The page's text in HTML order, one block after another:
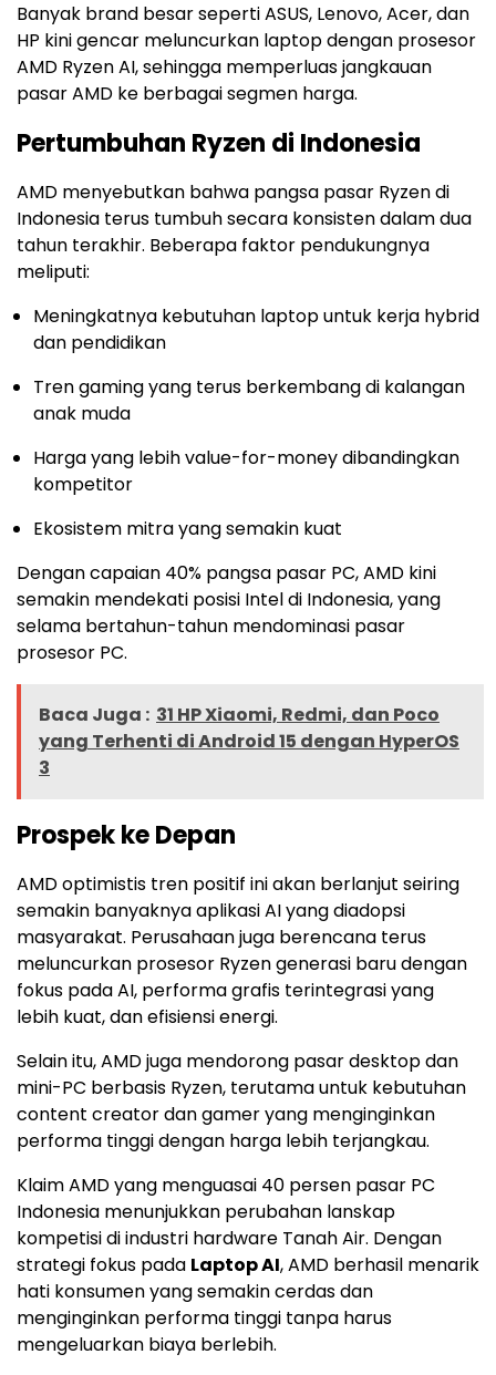
Banyak brand besar seperti ASUS, Lenovo, Acer, dan
HP kini gencar meluncurkan laptop dengan prosesor
AMD Ryzen AI, sehingga memperluas jangkauan
pasar AMD ke berbagai segmen harga.
Pertumbuhan Ryzen di Indonesia
AMD menyebutkan bahwa pangsa pasar Ryzen di
Indonesia terus tumbuh secara konsisten dalam dua
tahun terakhir. Beberapa faktor pendukungnya
meliputi:
Meningkatnya kebutuhan laptop untuk kerja hybrid
dan pendidikan
Tren gaming yang terus berkembang di kalangan
anak muda
Harga yang lebih value-for-money dibandingkan
kompetitor
Ekosistem mitra yang semakin kuat
Dengan capaian 40% pangsa pasar PC, AMD kini
semakin mendekati posisi Intel di Indonesia, yang
selama bertahun-tahun mendominasi pasar
prosesor PC.
Baca Juga : 31 HP Xiaomi, Redmi, dan Poco
yang Terhenti di Android 15 dengan HyperOS
3
Prospek ke Depan
AMD optimistis tren positif ini akan berlanjut seiring
semakin banyaknya aplikasi AI yang diadopsi
masyarakat. Perusahaan juga berencana terus
meluncurkan prosesor Ryzen generasi baru dengan
fokus pada AI, performa grafis terintegrasi yang
lebih kuat, dan efisiensi energi.
Selain itu, AMD juga mendorong pasar desktop dan
mini-PC berbasis Ryzen, terutama untuk kebutuhan
content creator dan gamer yang menginginkan
performa tinggi dengan harga lebih terjangkau.
Klaim AMD yang menguasai 40 persen pasar PC
Indonesia menunjukkan perubahan lanskap
kompetisi di industri hardware Tanah Air. Dengan
strategi fokus pada Laptop AI, AMD berhasil menarik
hati konsumen yang semakin cerdas dan
menginginkan performa tinggi tanpa harus
mengeluarkan biaya berlebih.